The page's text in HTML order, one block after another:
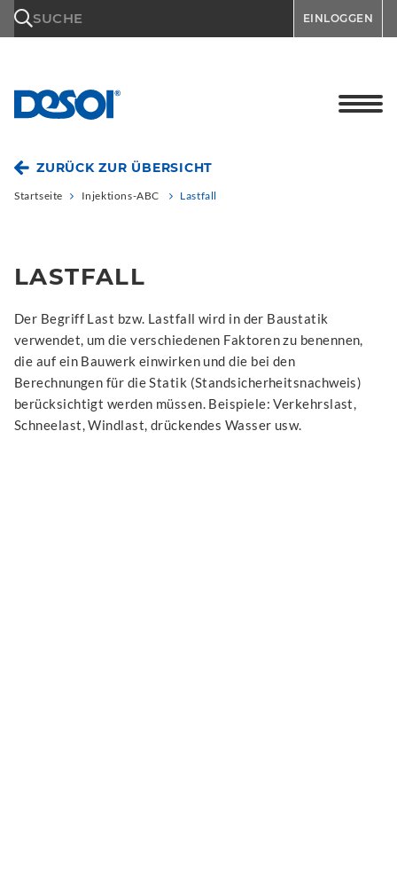
SUCHE EINLOGGEN
ZURÜCK ZUR ÜBERSICHT
Startseite Injektions-ABC Lastfall
LASTFALL
Der Begriff Last bzw. Lastfall wird in der Baustatik
verwendet, um die verschiedenen Faktoren zu benennen,
die auf ein Bauwerk einwirken und die bei den
Berechnungen für die Statik (Standsicherheitsnachweis)
berücksichtigt werden müssen. Beispiele: Verkehrslast,
Schneelast, Windlast, drückendes Wasser usw.